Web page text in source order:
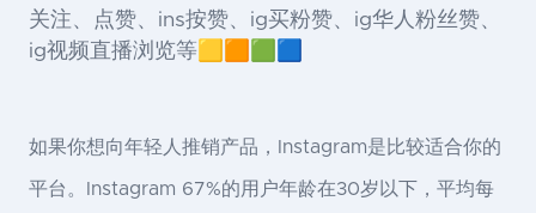
关注、点赞、ins按赞、ig买粉赞、ig华人粉丝赞、
ig视频直播浏览等🟨🟧🟩🟦
如果你想向年轻人推销产品，Instagram是比较适合你的
平台。Instagram 67%的用户年龄在30岁以下，平均每